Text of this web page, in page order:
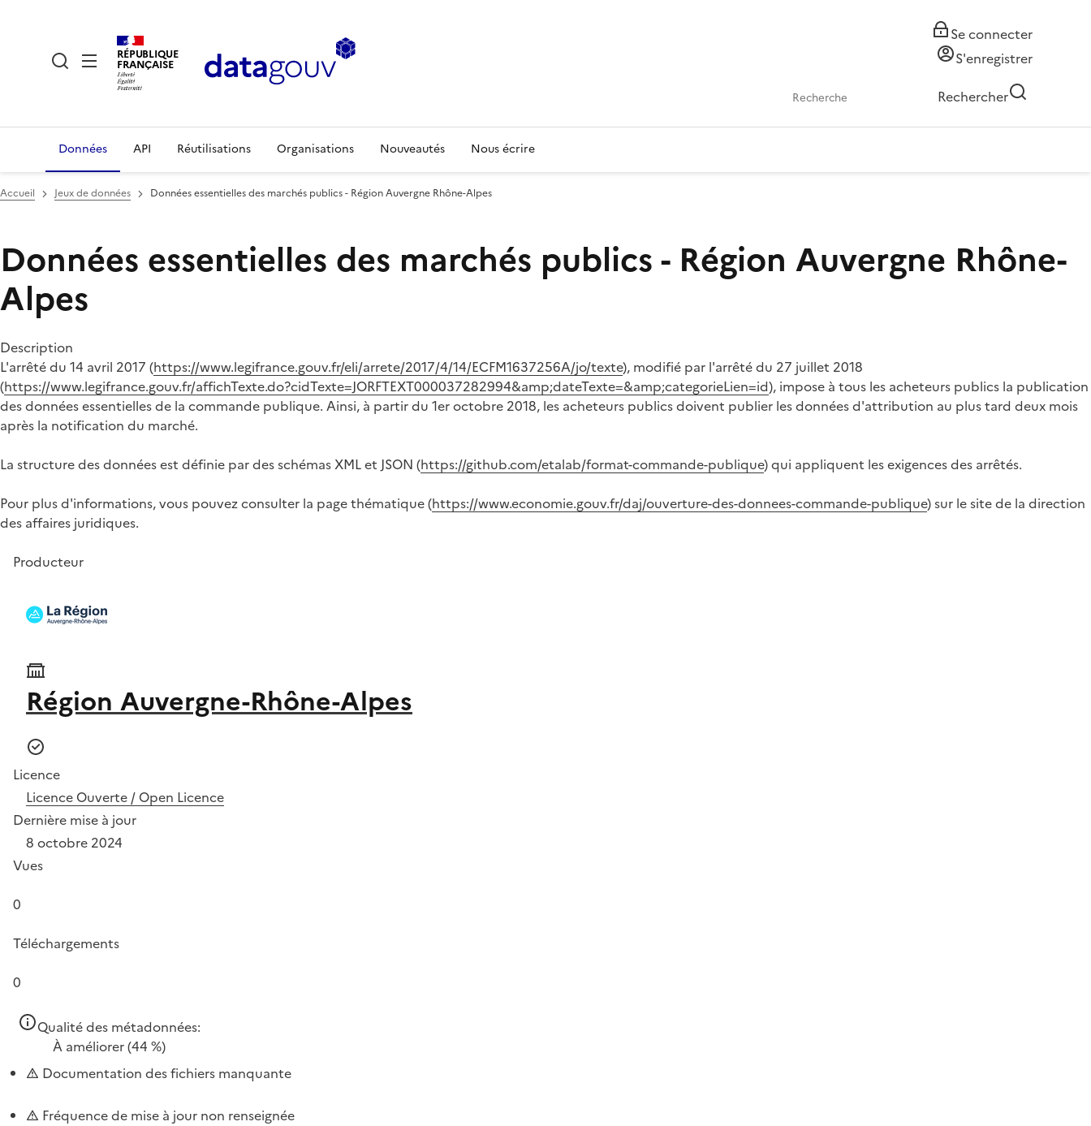
RÉPUBLIQUE
FRANÇAISE
Se connecter
S'enregistrer
Rechercher
Données API Réutilisations Organisations Nouveautés Nous écrire
Accueil Jeux de données Données essentielles des marchés publics - Région Auvergne Rhône-Alpes
Données essentielles des marchés publics - Région Auvergne Rhône-
Alpes
Description
L'arrêté du 14 avril 2017 (https://www.legifrance.gouv.fr/eli/arrete/2017/4/14/ECFM1637256A/jo/texte), modifié par l'arrêté du 27 juillet 2018
(https://www.legifrance.gouv.fr/affichTexte.do?cidTexte=JORFTEXT000037282994&amp;dateTexte=&amp;categorieLien=id), impose à tous les acheteurs publics la publication
des données essentielles de la commande publique. Ainsi, à partir du 1er octobre 2018, les acheteurs publics doivent publier les données d'attribution au plus tard deux mois
après la notification du marché.
La structure des données est définie par des schémas XML et JSON (https://github.com/etalab/format-commande-publique) qui appliquent les exigences des arrêtés.
Pour plus d'informations, vous pouvez consulter la page thématique (https://www.economie.gouv.fr/daj/ouverture-des-donnees-commande-publique) sur le site de la direction
des affaires juridiques.
Producteur
Région Auvergne-Rhône-Alpes
Licence
Licence Ouverte / Open Licence
Dernière mise à jour
8 octobre 2024
Vues
0
Téléchargements
0
Qualité des métadonnées:
À améliorer(44 %)
Documentation des fichiers manquante
Fréquence de mise à jour non renseignée